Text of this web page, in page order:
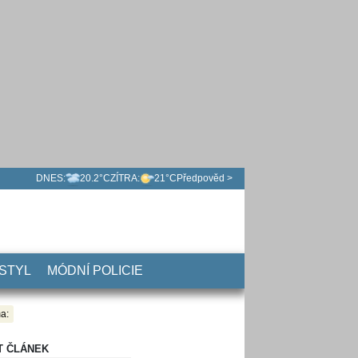
DNES: 20.2°CZÍTRA: 21°C Předpověd >
MÓDNÍ POLICIE
ČLÁNEK